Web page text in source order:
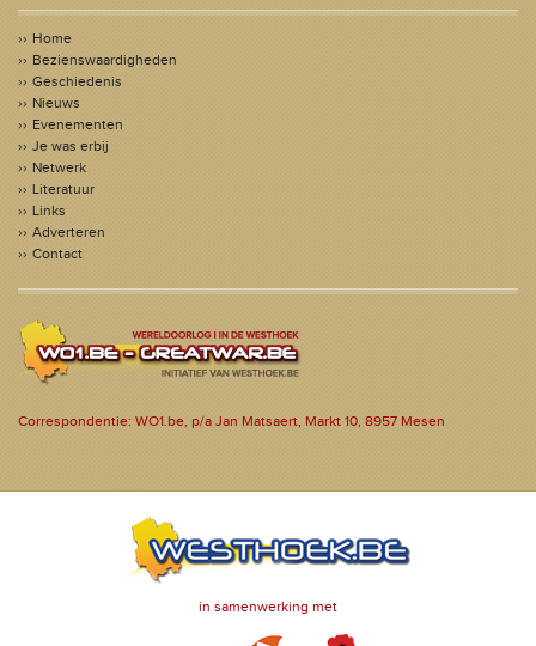
Home
Bezienswaardigheden
Geschiedenis
Nieuws
Evenementen
Je was erbij
Netwerk
Literatuur
Links
Adverteren
Contact
Correspondentie: WO1.be, p/a Jan Matsaert, Markt 10, 8957 Mesen
in samenwerking met